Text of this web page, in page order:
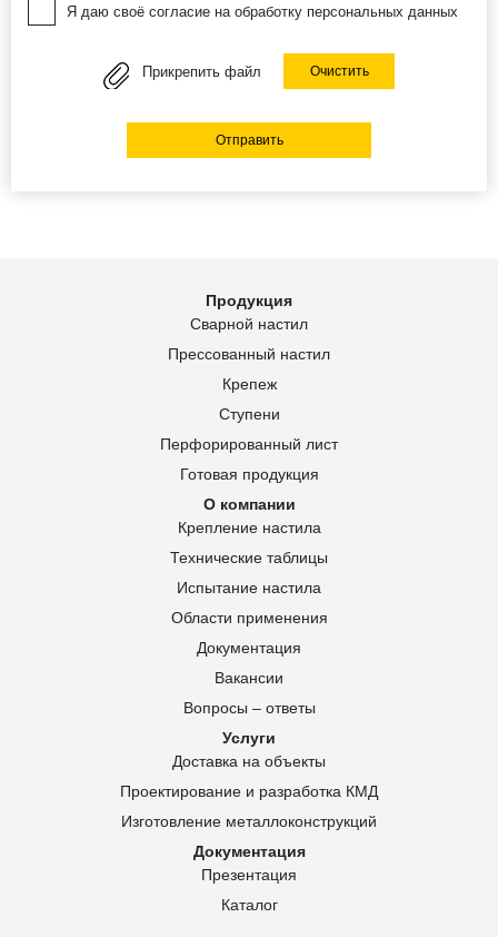
Я даю своё согласие на обработку персональных данных
Прикрепить файл Очистить
Отправить
Продукция
Сварной настил
Прессованный настил
Крепеж
Ступени
Перфорированный лист
Готовая продукция
О компании
Крепление настила
Технические таблицы
Испытание настила
Области применения
Документация
Вакансии
Вопросы – ответы
Услуги
Доставка на объекты
Проектирование и разработка КМД
Изготовление металлоконструкций
Документация
Презентация
Каталог